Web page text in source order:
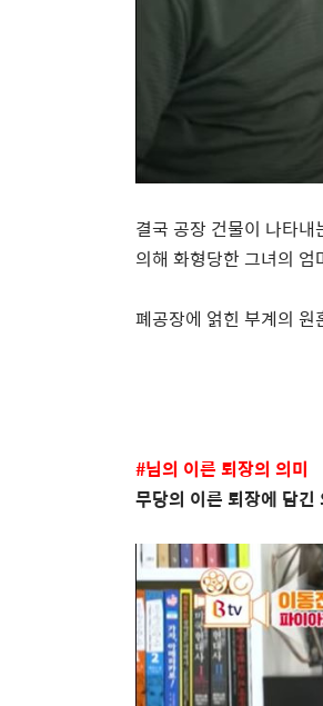
결국 공장 건물이 나타
의해 화형당한 그녀의 엄
폐공장에 얽힌 부계의
#님의 이른 퇴장의 의미
무당의 이른 퇴장에 담긴